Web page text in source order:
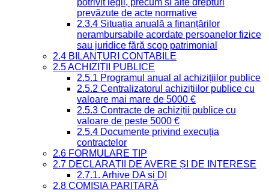
potrivit legii, precum și alte drepturi
prevăzute de acte normative
2.3.4 Situația anuală a finanțărilor
nerambursabile acordate persoanelor fizice
sau juridice fără scop patrimonial
2.4 BILANȚURI CONTABILE
2.5 ACHIZIȚII PUBLICE
2.5.1 Programul anual al achizițiilor publice
2.5.2 Centralizatorul achizițiilor publice cu
valoare mai mare de 5000 €
2.5.3 Contracte de achiziții publice cu
valoare de peste 5000 €
2.5.4 Documente privind execuția
contractelor
2.6 FORMULARE TIP
2.7 DECLARAȚII DE AVERE ȘI DE INTERESE
2.7.1. Arhive DA si DI
2.8 COMISIA PARITARĂ